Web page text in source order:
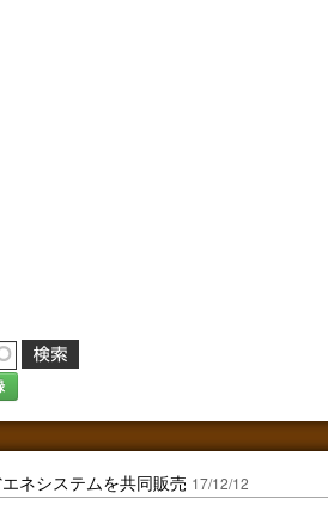
ネシステムを共同販売 17/12/12